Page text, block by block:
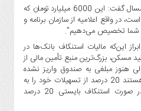
وی در خصوص 6همت ابتدایی امسال گفت:‌ این 6000 میلیارد تومان که
در واقع اعلامیه از سازمان برنامه و
این‌که مالیات استنکاف بانک‌ها در
بزرگ‌ترین منبع تأمین مالی از
هنوز مبلغی به صندوق واریز نشده
است، اضافه کرد: بانک‌ها موظف هستند 20 درصد از تسهیلات خود را به
بخش مسکن اختصاص دهند، در صورت استنکاف بایستی 20 درصد